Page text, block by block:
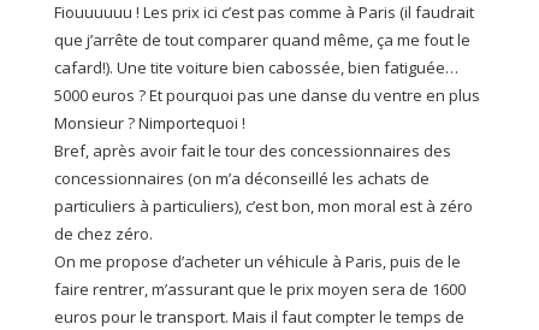
Fiouuuuuu ! Les prix ici c’est pas comme à Paris (il faudrait
que j’arrête de tout comparer quand même, ça me fout le
cafard!). Une tite voiture bien cabossée, bien fatiguée…
5000 euros ? Et pourquoi pas une danse du ventre en plus
Monsieur ? Nimportequoi !
Bref, après avoir fait le tour des concessionnaires des
concessionnaires (on m’a déconseillé les achats de
particuliers à particuliers), c’est bon, mon moral est à zéro
de chez zéro.
On me propose d’acheter un véhicule à Paris, puis de le
faire rentrer, m’assurant que le prix moyen sera de 1600
euros pour le transport. Mais il faut compter le temps de